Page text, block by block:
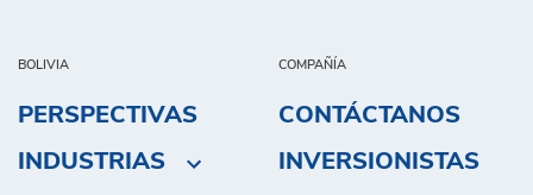
BOLIVIA
PERSPECTIVAS
INDUSTRIAS
COMPAÑÍA
CONTÁCTANOS
INVERSIONISTAS